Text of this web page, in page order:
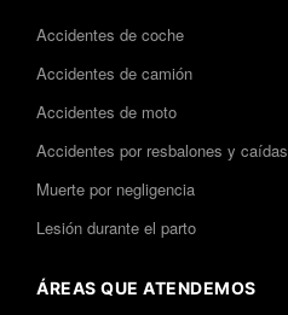
Accidentes de coche
Accidentes de camión
Accidentes de moto
Accidentes por resbalones y caídas
Muerte por negligencia
Lesión durante el parto
ÁREAS QUE ATENDEMOS